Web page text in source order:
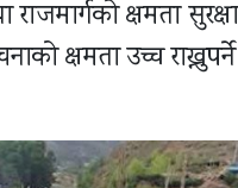
क्षमता
क्षमता उच्च